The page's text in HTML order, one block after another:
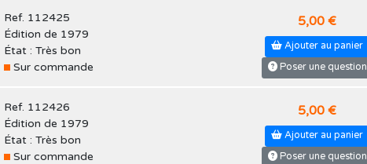
Ref. 112425
Édition de 1979
État : Très bon
Sur commande
5,00 €
Ajouter au panier
Poser une question
Ref. 112426
Édition de 1979
État : Très bon
Sur commande
5,00 €
Ajouter au panier
Poser une question